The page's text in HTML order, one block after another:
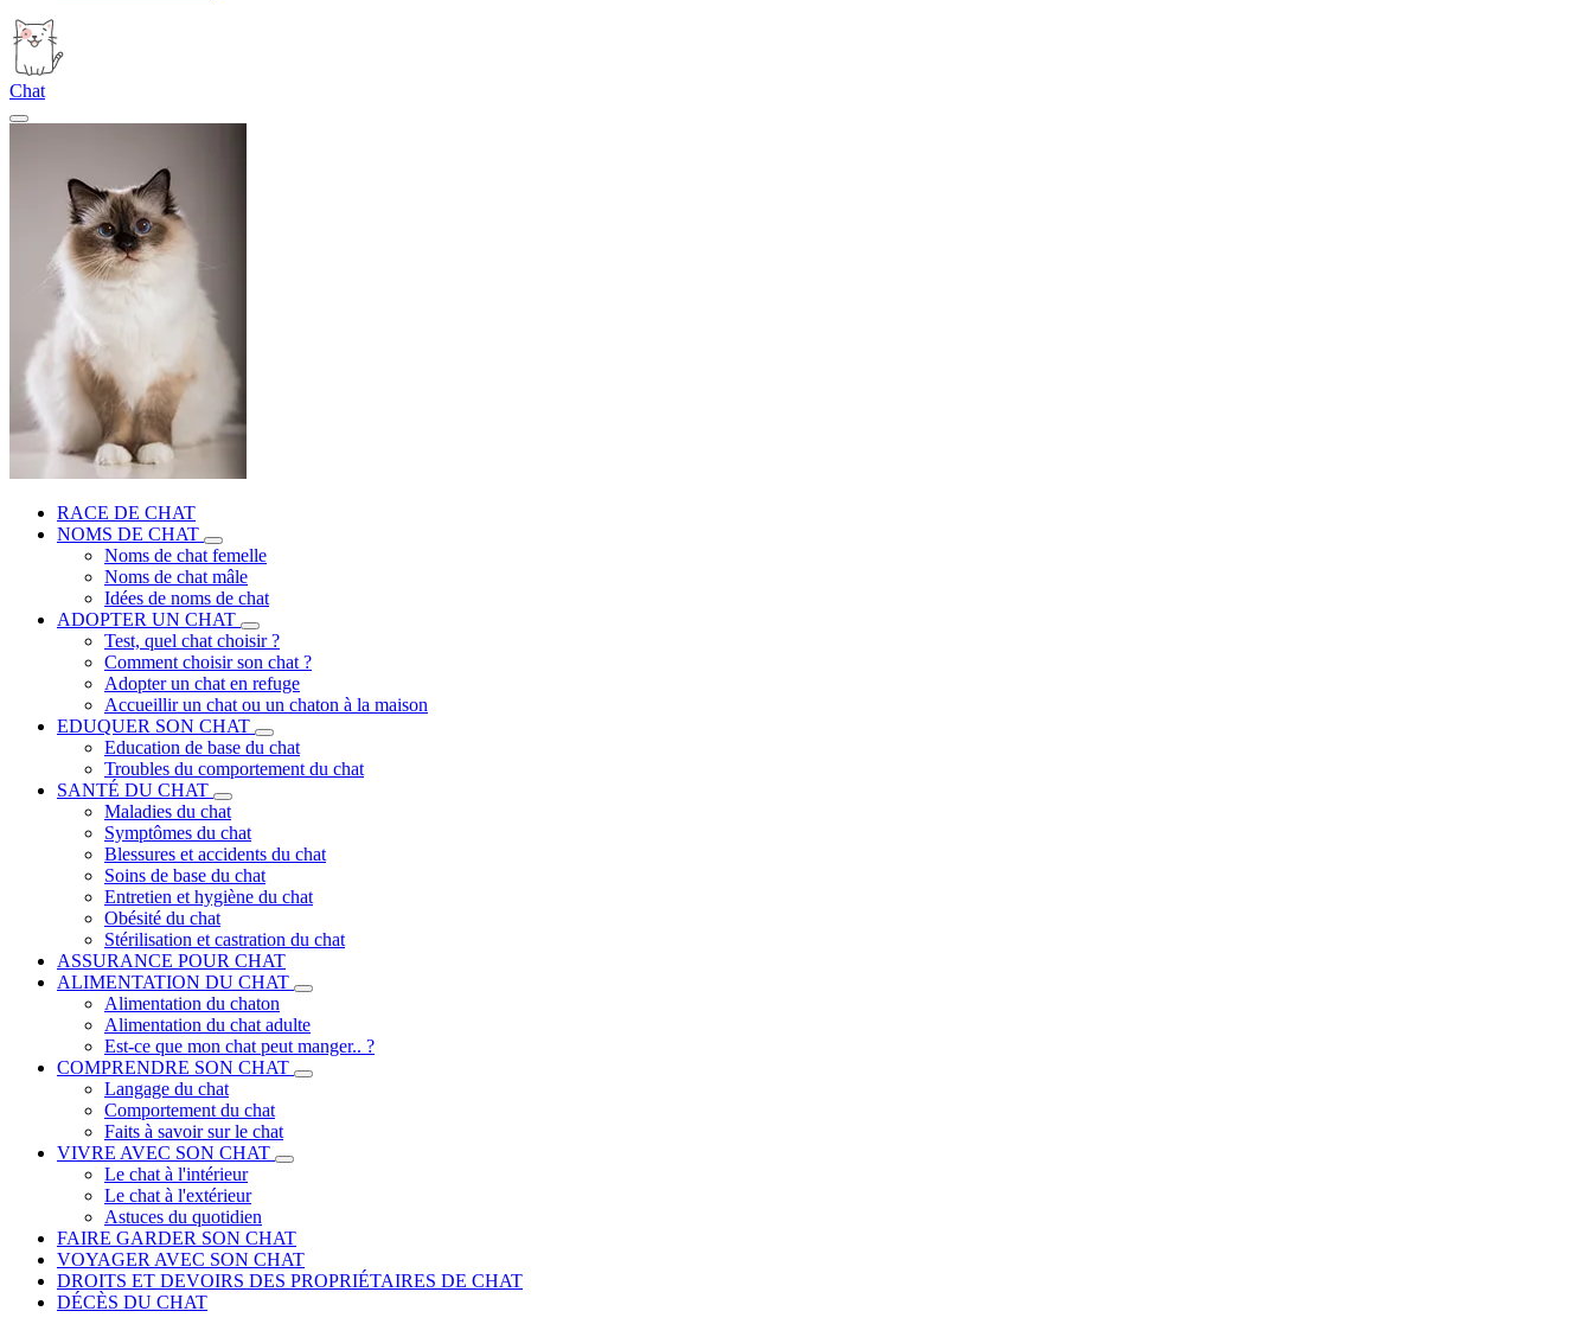
Chat
RACE DE CHAT
NOMS DE CHAT
Noms de chat femelle
Noms de chat mâle
Idées de noms de chat
ADOPTER UN CHAT
Test, quel chat choisir ?
Comment choisir son chat ?
Adopter un chat en refuge
Accueillir un chat ou un chaton à la maison
EDUQUER SON CHAT
Education de base du chat
Troubles du comportement du chat
SANTÉ DU CHAT
Maladies du chat
Symptômes du chat
Blessures et accidents du chat
Soins de base du chat
Entretien et hygiène du chat
Obésité du chat
Stérilisation et castration du chat
ASSURANCE POUR CHAT
ALIMENTATION DU CHAT
Alimentation du chaton
Alimentation du chat adulte
Est-ce que mon chat peut manger.. ?
COMPRENDRE SON CHAT
Langage du chat
Comportement du chat
Faits à savoir sur le chat
VIVRE AVEC SON CHAT
Le chat à l'intérieur
Le chat à l'extérieur
Astuces du quotidien
FAIRE GARDER SON CHAT
VOYAGER AVEC SON CHAT
DROITS ET DEVOIRS DES PROPRIÉTAIRES DE CHAT
DÉCÈS DU CHAT